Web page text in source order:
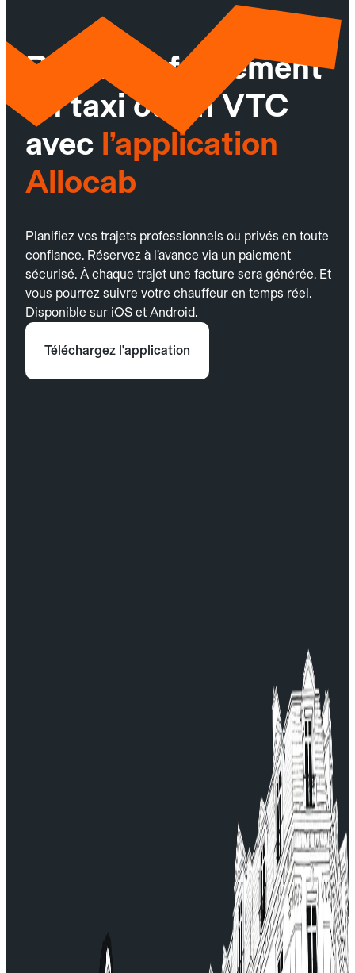
Réservez facilement
un taxi ou un VTC
avec l’application
Allocab
Planifiez vos trajets professionnels ou privés en toute
confiance. Réservez à l’avance via un paiement
sécurisé. À chaque trajet une facture sera générée. Et
vous pourrez suivre votre chauffeur en temps réel.
Disponible sur iOS et Android.
Téléchargez l'application